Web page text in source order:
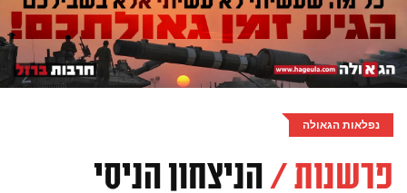
נפלאות הגאולה
פרשנות / הניצחון הניסי